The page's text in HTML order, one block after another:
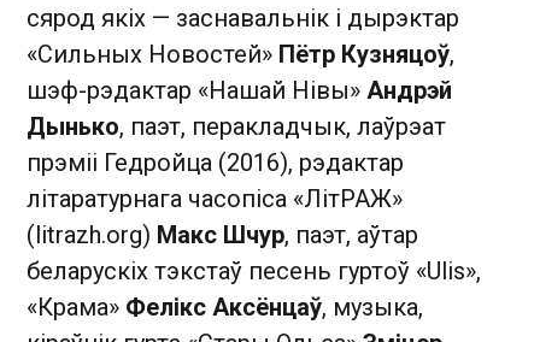
сярод якіх — заснавальнік і дырэктар
«Сильных Новостей» Пётр Кузняцоў,
шэф-рэдактар «Нашай Нівы» Андрэй
Дынько, паэт, перакладчык, лаўрэат
прэміі Гедройца (2016), рэдактар
літаратурнага часопіса «ЛітРАЖ»
(litrazh.org) Макс Шчур, паэт, аўтар
беларускіх тэкстаў песень гуртоў «Ulis»,
«Крама» Фелікс Аксёнцаў, музыка,